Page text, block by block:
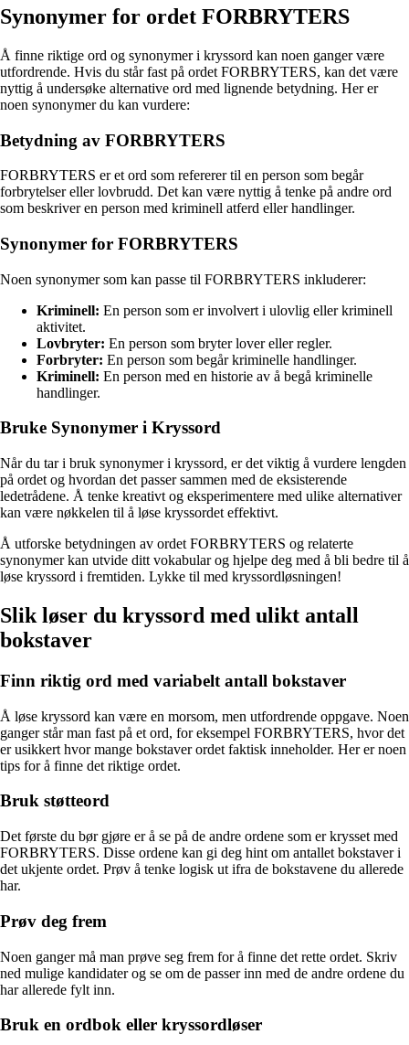
Synonymer for ordet FORBRYTERS
Å finne riktige ord og synonymer i kryssord kan noen ganger være
utfordrende. Hvis du står fast på ordet FORBRYTERS, kan det være
nyttig å undersøke alternative ord med lignende betydning. Her er
noen synonymer du kan vurdere:
Betydning av FORBRYTERS
FORBRYTERS er et ord som refererer til en person som begår
forbrytelser eller lovbrudd. Det kan være nyttig å tenke på andre ord
som beskriver en person med kriminell atferd eller handlinger.
Synonymer for FORBRYTERS
Noen synonymer som kan passe til FORBRYTERS inkluderer:
Kriminell: En person som er involvert i ulovlig eller kriminell
aktivitet.
Lovbryter: En person som bryter lover eller regler.
Forbryter: En person som begår kriminelle handlinger.
Kriminell: En person med en historie av å begå kriminelle
handlinger.
Bruke Synonymer i Kryssord
Når du tar i bruk synonymer i kryssord, er det viktig å vurdere lengden
på ordet og hvordan det passer sammen med de eksisterende
ledetrådene. Å tenke kreativt og eksperimentere med ulike alternativer
kan være nøkkelen til å løse kryssordet effektivt.
Å utforske betydningen av ordet FORBRYTERS og relaterte
synonymer kan utvide ditt vokabular og hjelpe deg med å bli bedre til å
løse kryssord i fremtiden. Lykke til med kryssordløsningen!
Slik løser du kryssord med ulikt antall
bokstaver
Finn riktig ord med variabelt antall bokstaver
Å løse kryssord kan være en morsom, men utfordrende oppgave. Noen
ganger står man fast på et ord, for eksempel FORBRYTERS, hvor det
er usikkert hvor mange bokstaver ordet faktisk inneholder. Her er noen
tips for å finne det riktige ordet.
Bruk støtteord
Det første du bør gjøre er å se på de andre ordene som er krysset med
FORBRYTERS. Disse ordene kan gi deg hint om antallet bokstaver i
det ukjente ordet. Prøv å tenke logisk ut ifra de bokstavene du allerede
har.
Prøv deg frem
Noen ganger må man prøve seg frem for å finne det rette ordet. Skriv
ned mulige kandidater og se om de passer inn med de andre ordene du
har allerede fylt inn.
Bruk en ordbok eller kryssordløser